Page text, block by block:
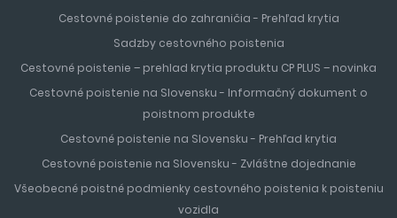
Cestovné poistenie do zahraničia - Prehľad krytia
Sadzby cestovného poistenia
Cestovné poistenie – prehlad krytia produktu CP PLUS – novinka
Cestovné poistenie na Slovensku - Informačný dokument o
poistnom produkte
Cestovné poistenie na Slovensku - Prehľad krytia
Cestovné poistenie na Slovensku - Zvláštne dojednanie
Všeobecné poistné podmienky cestovného poistenia k poisteniu
vozidla